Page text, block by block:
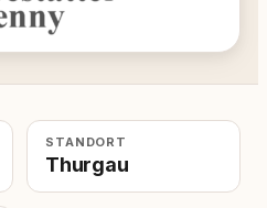
STANDORT
Thurgau